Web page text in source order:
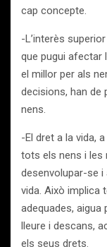
cap concepte.
-L’interès
que pugui afectar
el millor per als
decisions, han de
nens.
-El dret a la vida,
tots els nens i les
desenvolupar-se i
vida. Això implica
adequades, aigua
lleure i descans,
els seus drets.